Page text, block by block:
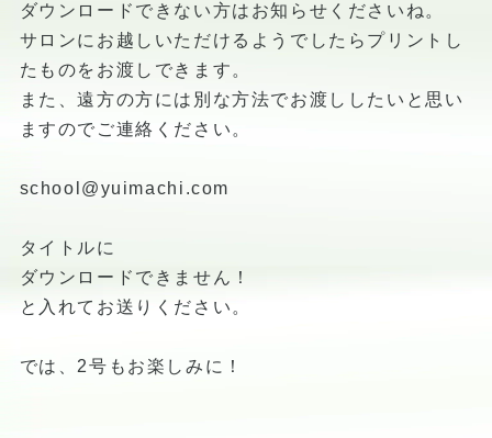
ダウンロードできない方はお知らせくださいね。
サロンにお越しいただけるようでしたらプリントし
たものをお渡しできます。
また、遠方の方には別な方法でお渡ししたいと思い
ますのでご連絡ください。
school@yuimachi.com
タイトルに
ダウンロードできません！
と入れてお送りください。
では、2号もお楽しみに！